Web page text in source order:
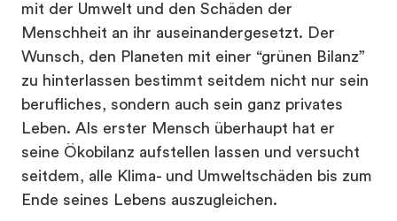
mit der Umwelt und den Schäden der
Menschheit an ihr auseinandergesetzt. Der
Wunsch, den Planeten mit einer “grünen Bilanz”
zu hinterlassen bestimmt seitdem nicht nur sein
berufliches, sondern auch sein ganz privates
Leben. Als erster Mensch überhaupt hat er
seine Ökobilanz aufstellen lassen und versucht
seitdem, alle Klima- und Umweltschäden bis zum
Ende seines Lebens auszugleichen.